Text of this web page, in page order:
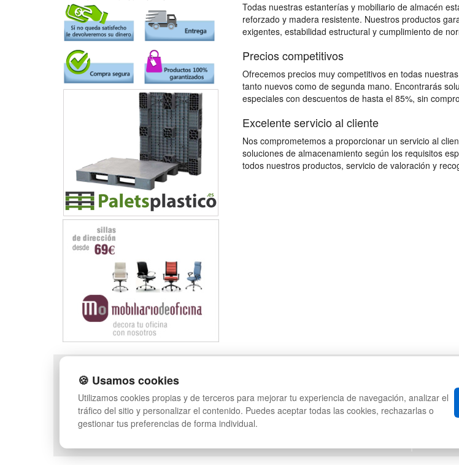
Todas nuestras estanterías y mobiliario de almacén
reforzado y madera resistente. Nuestros productos
exigentes, estabilidad estructural y cumplimiento de
Precios competitivos
Ofrecemos precios muy competitivos en todas
tanto nuevos como de segunda mano. Encontrarás
especiales con descuentos de hasta el 85%, sin
Excelente servicio al cliente
Nos comprometemos a proporcionar un servicio al
soluciones de almacenamiento según los requisitos
todos nuestros productos, servicio de valoración y
POLÍTICA DE PRIVACIDAD
CONDICIONES DE USO
CAMBIOS Y
DEVOLUCIONES
CONTACTO
INGRESA A TU CUENTA
PALETS
GESTIÓN
🍪 Usamos cookies
Utilizamos cookies propias y de terceros para mejorar tu experiencia de navegación, analizar el
tráfico del sitio y personalizar el contenido. Puedes aceptar todas las cookies, rechazarlas o
gestionar tus preferencias de forma individual.